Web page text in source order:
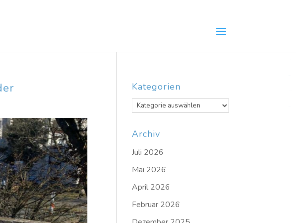
Kategorien
Kategorien
Archiv
Juli 2026
Mai 2026
April 2026
Februar 2026